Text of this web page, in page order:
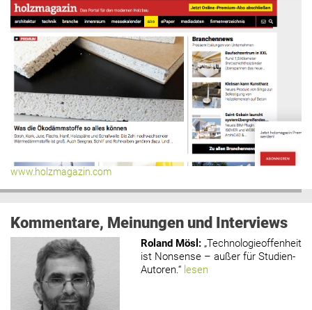
www.holzmagazin.com
Kommentare, Meinungen und Interviews
Roland Mösl : „Technologieoffenheit
ist Nonsense – außer für Studien-
Autoren.“ lesen